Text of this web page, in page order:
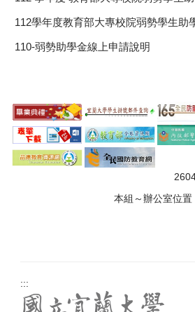
112學年度教育部大專校院弱勢學生助
110-弱勢助學金線上申請說明
本組～辦公室位置
:::